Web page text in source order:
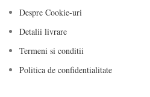
Despre Cookie-uri
Detalii livrare
Termeni si conditii
Politica de confidentialitate